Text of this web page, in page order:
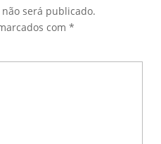
será publicado.
com *